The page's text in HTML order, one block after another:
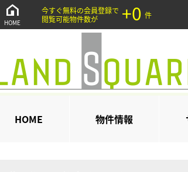
HOME
今すぐ無料の会員登録で
閲覧可能物件数が
+0 件
HOME 物件情報